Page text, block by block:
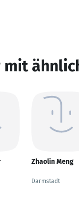
mit
Zhaolin Meng
---
Darmstadt